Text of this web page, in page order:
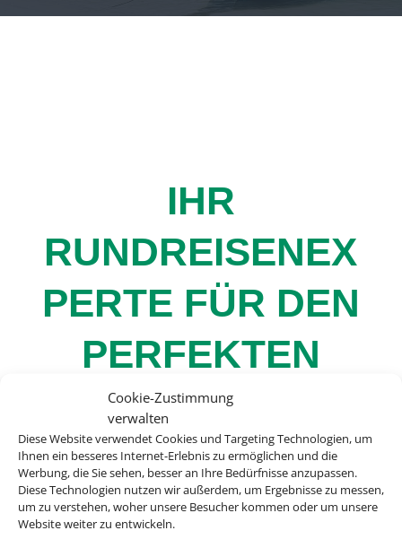
Cookie-Zustimmung
verwalten
Diese Website verwendet Cookies und Targeting Technologien, um
Ihnen ein besseres Internet-Erlebnis zu ermöglichen und die
Werbung, die Sie sehen, besser an Ihre Bedürfnisse anzupassen.
Diese Technologien nutzen wir außerdem, um Ergebnisse zu messen,
um zu verstehen, woher unsere Besucher kommen oder um unsere
Website weiter zu entwickeln.
IHR
RUNDREISENEX
PERTE FÜR DEN
PERFEKTEN
URLAUB
Andalusien, Kuba, Kanada, die USA oder
doch lieber Asien? Es gibt so viel zu